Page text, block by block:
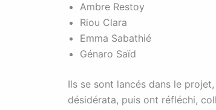
Ambre Restoy
Riou Clara
Emma Sabathié
Génaro Saïd
Ils se sont lancés dans le
désidérata, puis ont réfléchi,